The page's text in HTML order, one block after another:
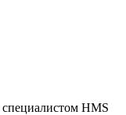
HMS